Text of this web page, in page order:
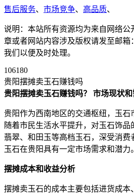
售后服务、 市场竞争、 高品质、
说明：本站所有资源均为来自网络公
章或者网站内容涉及版权请发至邮箱
我们以便及时处理。
106180
贵阳摆摊卖玉石赚钱吗
贵阳摆摊卖玉石赚钱吗？
市场现状
贵阳作为西南地区的交通枢纽，玉石
随着市民生活水平提升，对玉石饰品
翡翠、和田玉等高档玉石，深受消费
玉石在贵阳具有一定市场需求和潜力。
摆摊成本和收益分析
摆摊卖玉石的成本主要包括进货成本